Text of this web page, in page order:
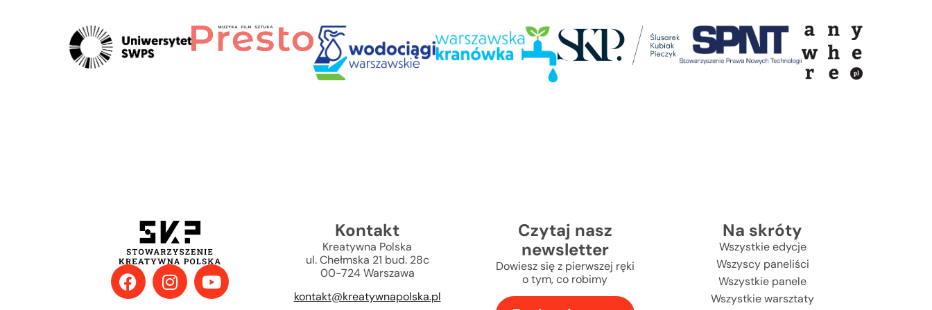
Kontakt
Kreatywna Polska
ul. Chełmska 21 bud. 28c
00-724 Warszawa
kontakt@kreatywnapolska.pl
Czytaj nasz
newsletter
Dowiesz się z pierwszej ręki
o tym, co robimy
Na skróty
Wszystkie edycje
Wszyscy paneliści
Wszystkie panele
Wszystkie warsztaty